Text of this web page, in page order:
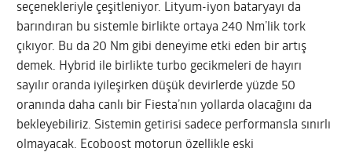
seçenekleriyle çeşitleniyor. Lityum-iyon bataryayı da
barındıran bu sistemle birlikte ortaya 240 Nm’lik tork
çıkıyor. Bu da 20 Nm gibi deneyime etki eden bir artış
demek. Hybrid ile birlikte turbo gecikmeleri de hayırı
sayılır oranda iyileşirken düşük devirlerde yüzde 50
oranında daha canlı bir Fiesta’nın yollarda olacağını da
bekleyebiliriz. Sistemin getirisi sadece performansla sınırlı
olmayacak. Ecoboost motorun özellikle eski